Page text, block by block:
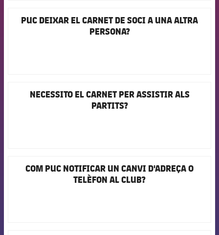
Voleibol masculí
plusicon
més
VALORANT Rising
FCB Barcelona badge
PUC DEIXAR EL CARNET DE SOCI A UNA ALTRA
PERSONA?
FCB Barcelona badge
NECESSITO EL CARNET PER ASSISTIR ALS
PARTITS?
FCB Barcelona badge
COM PUC NOTIFICAR UN CANVI D'ADREÇA O
TELÈFON AL CLUB?